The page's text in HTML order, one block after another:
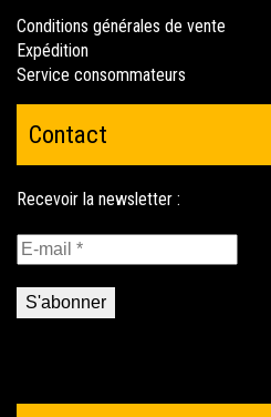
Conditions générales de vente
Expédition
Service consommateurs
Contact